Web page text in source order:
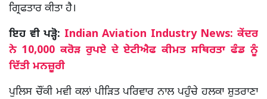
ਗ੍ਰਿਫਤਾਰ ਕੀਤਾ ਹੈ।
ਇਹ ਵੀ ਪੜ੍ਹੋ: Indian Aviation Industry News: ਕੇਂਦਰ
ਨੇ 10,000 ਕਰੋੜ ਰੁਪਏ ਦੇ ਏਟੀਐਫ ਕੀਮਤ ਸਥਿਰਤਾ ਫੰਡ ਨੂੰ
ਦਿੱਤੀ ਮਨਜ਼ੂਰੀ
ਪੁਲਿਸ ਚੌਂਕੀ ਮਵੀ ਕਲਾਂ ਪੀੜਿਤ ਪਰਿਵਾਰ ਨਾਲ ਪਹੁੰਚੇ ਹਲਕਾ ਸ਼ੁਤਰਾਣਾ